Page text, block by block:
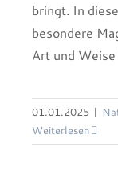
bringt. In
besondere
Art und
01.01.2025 |
Weiterlesen